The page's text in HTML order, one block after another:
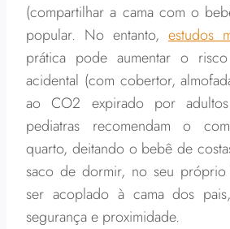
(compartilhar a cama com o
popular. No entanto, estudos
prática pode aumentar o
acidental (com cobertor,
ao CO2 expirado por
pediatras recomendam o
quarto, deitando o bebê de
saco de dormir, no seu
ser acoplado à cama dos
segurança e proximidade.